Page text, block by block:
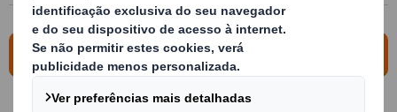
Mais informação deste embalagem